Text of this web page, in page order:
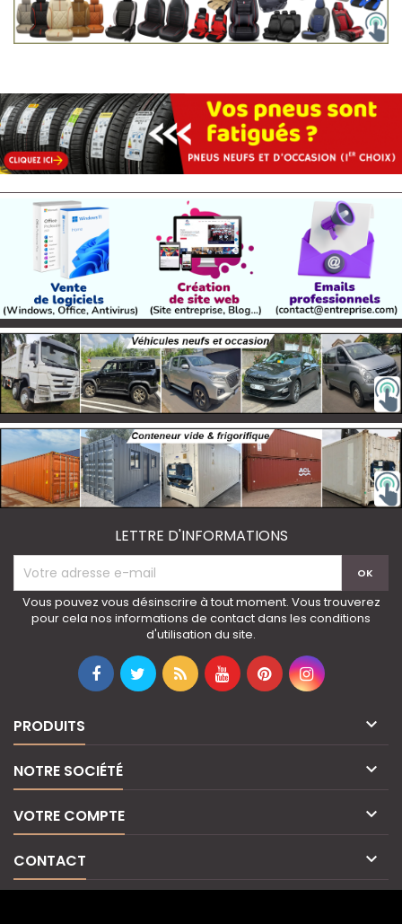
LETTRE D'INFORMATIONS
Vous pouvez vous désinscrire à tout moment. Vous trouverez
pour cela nos informations de contact dans les conditions
d'utilisation du site.
PRODUITS 
NOTRE SOCIÉTÉ 
VOTRE COMPTE 
CONTACT 